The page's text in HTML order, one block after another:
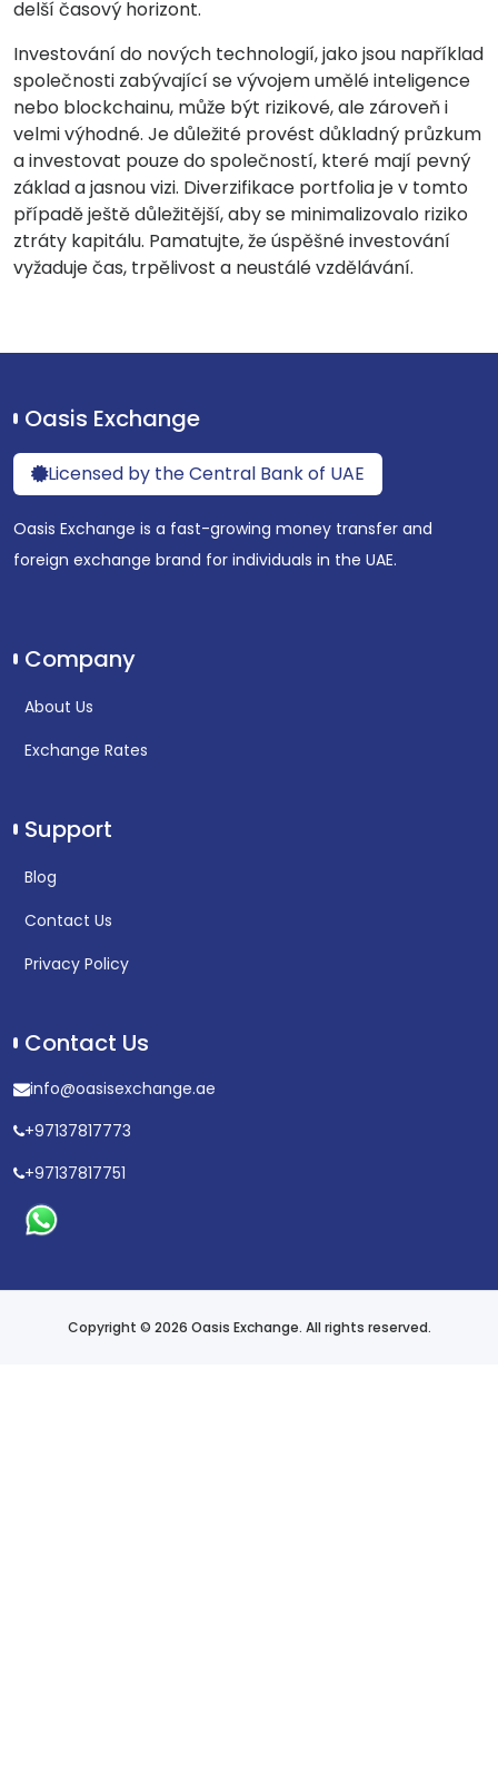
delší časový horizont.
Investování do nových technologií, jako jsou například
společnosti zabývající se vývojem umělé inteligence
nebo blockchainu, může být rizikové, ale zároveň i
velmi výhodné. Je důležité provést důkladný průzkum
a investovat pouze do společností, které mají pevný
základ a jasnou vizi. Diverzifikace portfolia je v tomto
případě ještě důležitější, aby se minimalizovalo riziko
ztráty kapitálu. Pamatujte, že úspěšné investování
vyžaduje čas, trpělivost a neustálé vzdělávání.
Oasis Exchange
Licensed by the Central Bank of UAE
Oasis Exchange is a fast-growing money transfer and
foreign exchange brand for individuals in the UAE.
Company
About Us
Exchange Rates
Support
Blog
Contact Us
Privacy Policy
Contact Us
info@oasisexchange.ae
+97137817773
+97137817751
Copyright © 2026 Oasis Exchange. All rights reserved.